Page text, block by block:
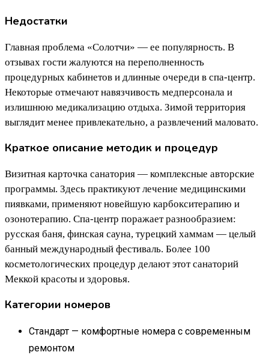
Недостатки
Главная проблема «Солотчи» — ее популярность. В
отзывах гости жалуются на переполненность
процедурных кабинетов и длинные очереди в спа-центр.
Некоторые отмечают навязчивость медперсонала и
излишнюю медикализацию отдыха. Зимой территория
выглядит менее привлекательно, а развлечений маловато.
Краткое описание методик и процедур
Визитная карточка санатория — комплексные авторские
программы. Здесь практикуют лечение медицинскими
пиявками, применяют новейшую карбокситерапию и
озонотерапию. Спа-центр поражает разнообразием:
русская баня, финская сауна, турецкий хаммам — целый
банный международный фестиваль. Более 100
косметологических процедур делают этот санаторий
Меккой красоты и здоровья.
Категории номеров
Стандарт — комфортные номера с современным
ремонтом